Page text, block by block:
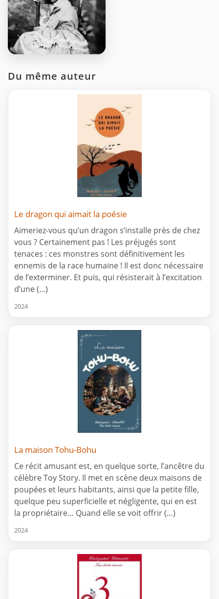
Du même auteur
Le dragon qui aimait la poésie
Aimeriez-vous qu’un dragon s’installe près de chez
vous ? Certainement pas ! Les préjugés sont
tenaces : ces monstres sont définitivement les
ennemis de la race humaine ! Il est donc nécessaire
de l’exterminer. Et puis, qui résisterait à l’excitation
d’une (…)
2024
La maison Tohu-Bohu
Ce récit amusant est, en quelque sorte, l’ancêtre du
célèbre Toy Story. Il met en scène deux maisons de
poupées et leurs habitants, ainsi que la petite fille,
quelque peu superficielle et négligente, qui en est
la propriétaire… Quand elle se voit offrir (…)
2024